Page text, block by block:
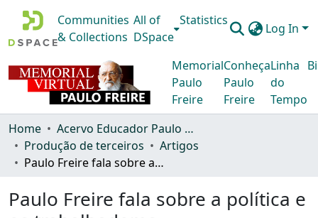
Communities
& Collections
All of
DSpace
Statistics
Log In
Memorial
Paulo
Freire
Conheça
Paulo
Freire
Linha
do
Tempo
Home
Acervo Educador Paulo Freire
Produção de terceiros
Artigos
Paulo Freire fala sobre a política e os trabalhadores
Paulo Freire fala sobre a política e